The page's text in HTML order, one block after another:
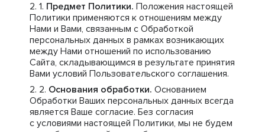
Предмет Политики. Положения настоящей
Политики применяются к отношениям между
Нами и Вами, связанным с Обработкой
персональных данных в рамках возникающих
между Нами отношений по использованию
Сайта, складывающимся в результате принятия
Вами условий Пользовательского соглашения.
Основания обработки. Основанием
Обработки Ваших персональных данных всегда
является Ваше согласие. Без согласия
с условиями настоящей Политики, мы не будем